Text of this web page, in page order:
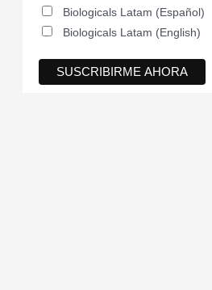
Biologicals Latam (Español)
Biologicals Latam (English)